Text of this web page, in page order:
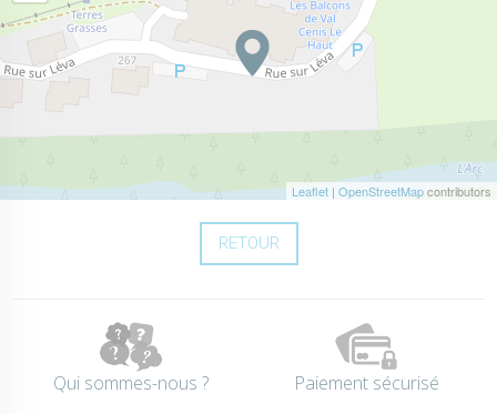
Leaflet | OpenStreetMapcontributors
RETOUR
Qui sommes-nous ? Paiement sécurisé